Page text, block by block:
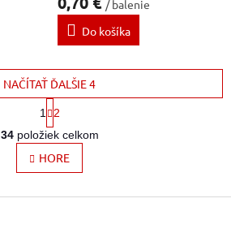
/ balenie
Do košíka
O
v
l
á
NAČÍTAŤ ĎALŠIE 4
S
t
r
á
n
k
v
1
2
34položiek celkom
HORE